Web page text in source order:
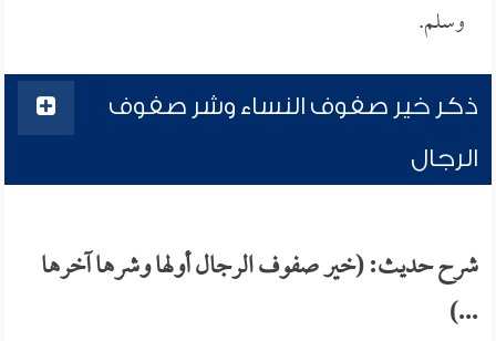
وسلم.
ذكر خير صفوف النساء وشر صفوف
الرجال
شرح حديث: (خير صفوف الرجال أولها وشرها آخرها
...)